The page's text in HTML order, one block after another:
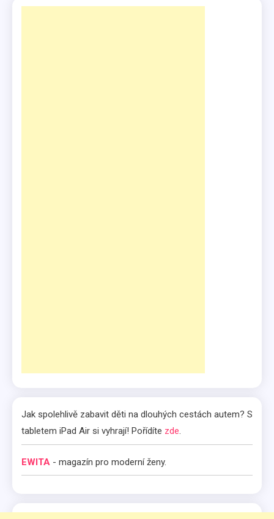
Jak spolehlivě zabavit děti na dlouhých cestách autem? S
tabletem iPad Air si vyhrají! Pořídíte zde.
EWITA - magazín pro moderní ženy.